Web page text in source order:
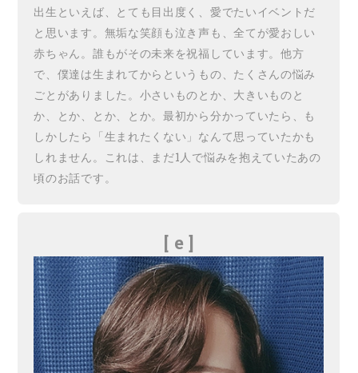
出生といえば、とても目出度く、愛でたいイベントだ
と思います。無垢な笑顔も泣き声も、全てが愛おしい
赤ちゃん。誰もがその未来を祝福しています。他方
で、僕達は生まれてからというもの、たくさんの悩み
ごとがありました。小さいものとか、大きいものと
か、とか、とか、とか。最初から分かっていたら、も
しかしたら「生まれたくない」なんて思っていたかも
しれません。これは、まだ1人で悩みを抱えていたあの
頃のお話です。
[ e ]